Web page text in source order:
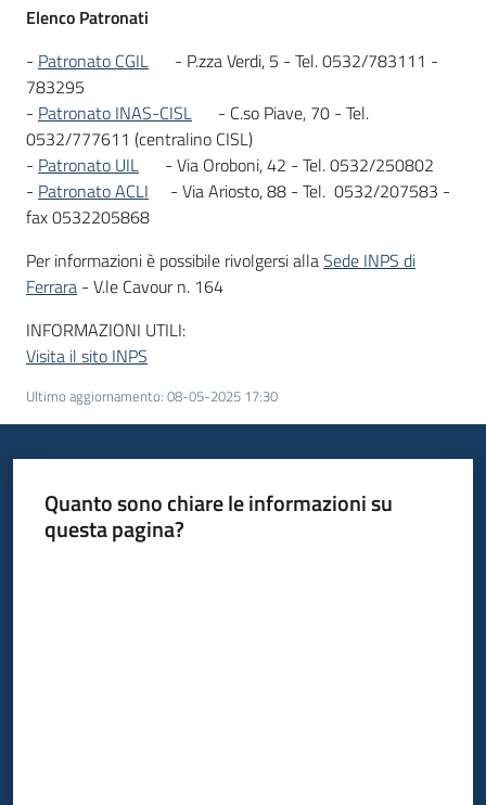
Elenco Patronati
- Patronato CGIL
- P.zza Verdi, 5 - Tel. 0532/783111 -
783295
- Patronato INAS-CISL
- C.so Piave, 70 - Tel.
0532/777611 (centralino CISL)
- Patronato UIL
- Via Oroboni, 42 - Tel. 0532/250802
- Patronato ACLI
- Via Ariosto, 88 - Tel. 0532/207583 -
fax 0532205868
Per informazioni è possibile rivolgersi allaSede INPS di
Ferrara - V.le Cavour n. 164
INFORMAZIONI UTILI:
Visita il sito INPS
Ultimo aggiornamento: 08-05-2025 17:30
Quanto sono chiare le informazioni su
questa pagina?